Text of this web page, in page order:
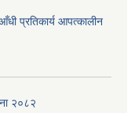
प्रतिकार्य आपत्कालीन
२०८२